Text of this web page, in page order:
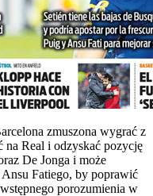
zmuszona wygrać z
na Real i odzyskać pozycję
De Jonga i może
Fatiego, by poprawić
porozumienia w